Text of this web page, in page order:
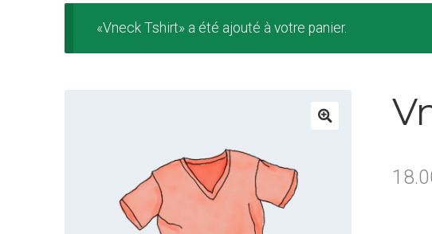
«Vneck Tshirt» a été ajouté à votre panier.